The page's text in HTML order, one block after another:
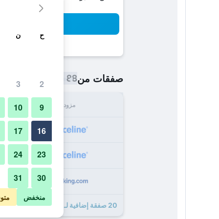
صفقات من88 ﷼
مزود
20 صفقة إضافية لـ فورتشيون بلازا هوتل
ح ن
2
3
9
10
16
17
23
24
30
31
منخفض